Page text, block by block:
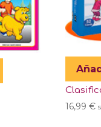
16,99€